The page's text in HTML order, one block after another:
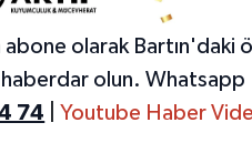
abone olarak Bartın'daki
olun. Whatsapp
74 |Youtube Haber